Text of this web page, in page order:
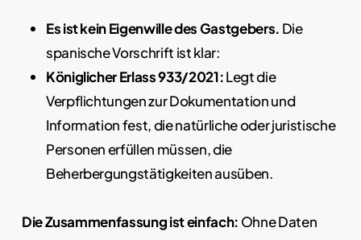
Es ist kein Eigenwille des Gastgebers. Die
spanische Vorschrift ist klar:
Königlicher Erlass 933/2021:Legt die
Verpflichtungen zur Dokumentation und
Information fest, die natürliche oder juristische
Personen erfüllen müssen, die
Beherbergungstätigkeiten ausüben.
Die Zusammenfassung ist einfach: Ohne Daten